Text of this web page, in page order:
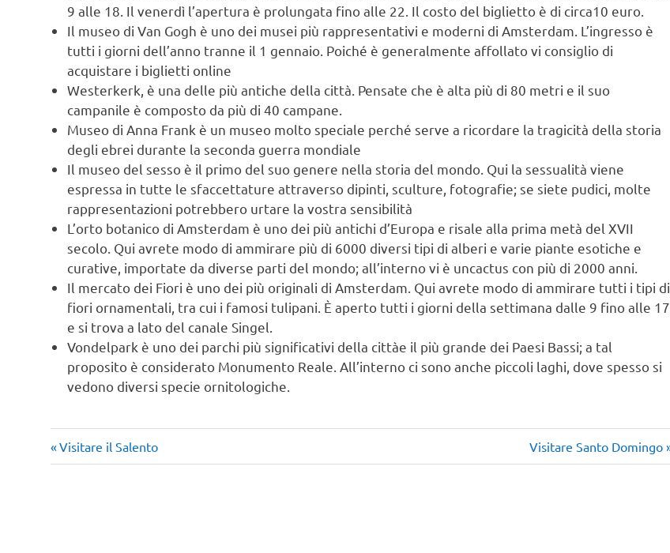
9 alle 18. Il venerdì l’apertura è prolungata fino alle 22. Il costo del biglietto è di circa10 euro.
Il museo di Van Gogh è uno dei musei più rappresentativi e moderni di Amsterdam. L’ingresso è
tutti i giorni dell’anno tranne il 1 gennaio. Poiché è generalmente affollato vi consiglio di
acquistare i biglietti online
Westerkerk, è una delle più antiche della città. Pensate che è alta più di 80 metri e il suo
campanile è composto da più di 40 campane.
Museo di Anna Frank è un museo molto speciale perché serve a ricordare la tragicità della storia
degli ebrei durante la seconda guerra mondiale
Il museo del sesso è il primo del suo genere nella storia del mondo. Qui la sessualità viene
espressa in tutte le sfaccettature attraverso dipinti, sculture, fotografie; se siete pudici, molte
rappresentazioni potrebbero urtare la vostra sensibilità
L’orto botanico di Amsterdam è uno dei più antichi d’Europa e risale alla prima metà del XVII
secolo. Qui avrete modo di ammirare più di 6000 diversi tipi di alberi e varie piante esotiche e
curative, importate da diverse parti del mondo; all’interno vi è uncactus con più di 2000 anni.
Il mercato dei Fiori è uno dei più originali di Amsterdam. Qui avrete modo di ammirare tutti i tipi di
fiori ornamentali, tra cui i famosi tulipani. È aperto tutti i giorni della settimana dalle 9 fino alle 17
e si trova a lato del canale Singel.
Vondelpark è uno dei parchi più significativi della cittàe il più grande dei Paesi Bassi; a tal
proposito è considerato Monumento Reale. All’interno ci sono anche piccoli laghi, dove spesso si
vedono diversi specie ornitologiche.
Navigazione
Articolo
precedente:
Visitare il Salento
Articolo
successivo:
Visitare Santo Domingo